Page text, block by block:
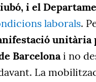
i el
laborals.
unitària
Barcelonai no
La